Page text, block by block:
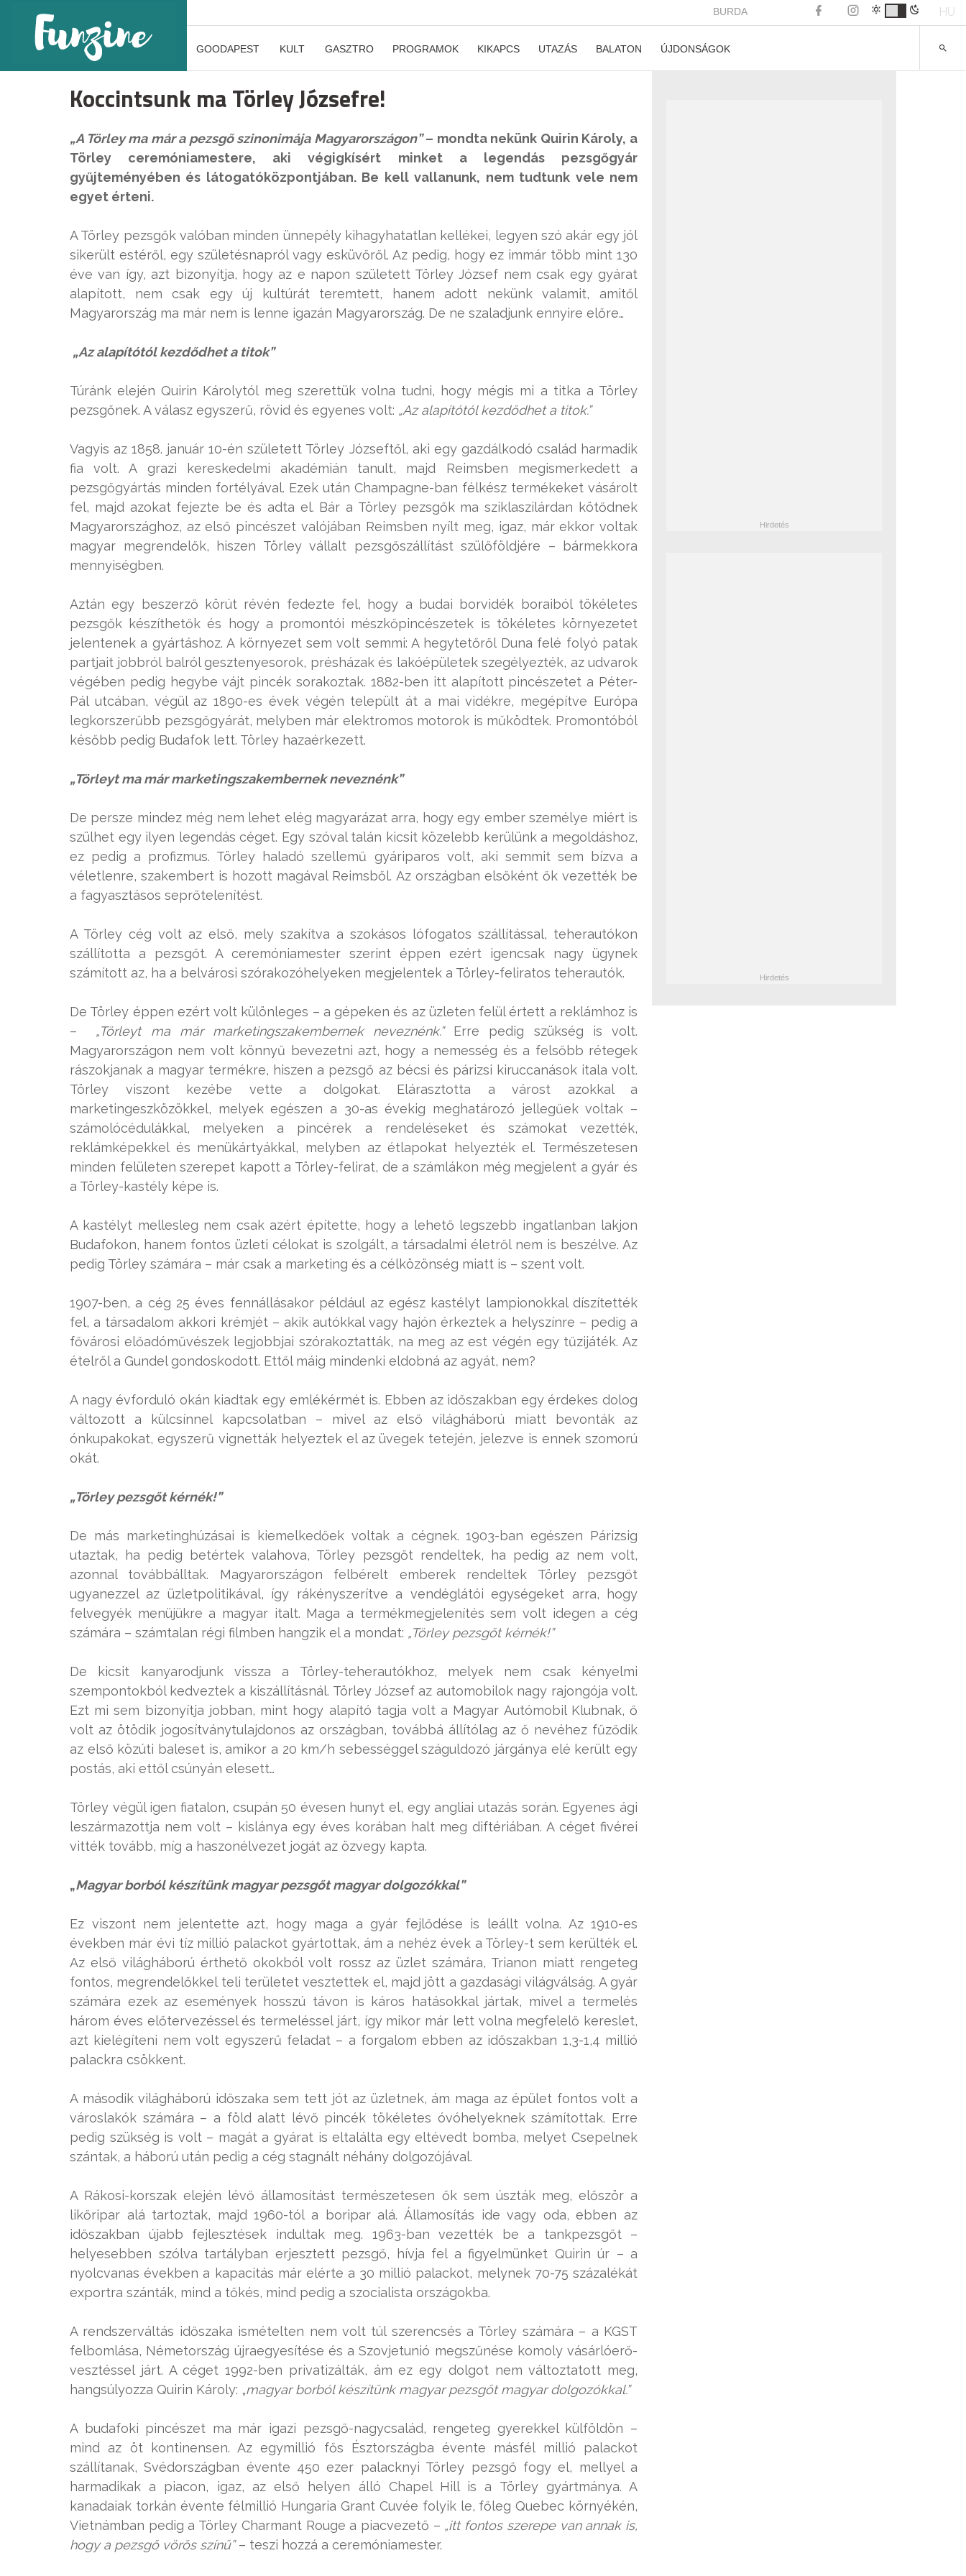
BURDA HU
GOODAPEST KULT GASZTRO PROGRAMOK KIKAPCS UTAZÁS BALATON ÚJDONSÁGOK
Koccintsunk ma Törley Józsefre!
„A Törley ma már a pezsgő szinonimája Magyarországon”– mondta nekünk Quirin Károly, a
Törley ceremóniamestere, aki végigkísért minket a legendás pezsgőgyár
gyűjteményében és látogatóközpontjában. Be kell vallanunk, nem tudtunk vele nem
egyet érteni.
A Törley pezsgők valóban minden ünnepély kihagyhatatlan kellékei, legyen szó akár egy jól
sikerült estéről, egy születésnapról vagy esküvőről. Az pedig, hogy ez immár több mint 130
éve van így, azt bizonyítja, hogy az e napon született Törley József nem csak egy gyárat
alapított, nem csak egy új kultúrát teremtett, hanem adott nekünk valamit, amitől
Magyarország ma már nem is lenne igazán Magyarország. De ne szaladjunk ennyire előre…
„Az alapítótól kezdődhet a titok”
Túránk elején Quirin Károlytól meg szerettük volna tudni, hogy mégis mi a titka a Törley
pezsgőnek. A válasz egyszerű, rövid és egyenes volt: „Az alapítótól kezdődhet a titok.”
Vagyis az 1858. január 10-én született Törley Józseftől, aki egy gazdálkodó család harmadik
fia volt. A grazi kereskedelmi akadémián tanult, majd Reimsben megismerkedett a
pezsgőgyártás minden fortélyával. Ezek után Champagne-ban félkész termékeket vásárolt
fel, majd azokat fejezte be és adta el. Bár a Törley pezsgők ma sziklaszilárdan kötődnek
Magyarországhoz, az első pincészet valójában Reimsben nyílt meg, igaz, már ekkor voltak
magyar megrendelők, hiszen Törley vállalt pezsgőszállítást szülőföldjére – bármekkora
mennyiségben.
Aztán egy beszerző körút révén fedezte fel, hogy a budai borvidék boraiból tökéletes
pezsgők készíthetők és hogy a promontói mészkőpincészetek is tökéletes környezetet
jelentenek a gyártáshoz. A környezet sem volt semmi: A hegytetőről Duna felé folyó patak
partjait jobbról balról gesztenyesorok, présházak és lakóépületek szegélyezték, az udvarok
végében pedig hegybe vájt pincék sorakoztak. 1882-ben itt alapított pincészetet a Péter-
Pál utcában, végül az 1890-es évek végén települt át a mai vidékre, megépítve Európa
legkorszerűbb pezsgőgyárát, melyben már elektromos motorok is működtek. Promontóból
később pedig Budafok lett. Törley hazaérkezett.
„Törleyt ma már marketingszakembernek neveznénk”
De persze mindez még nem lehet elég magyarázat arra, hogy egy ember személye miért is
szülhet egy ilyen legendás céget. Egy szóval talán kicsit közelebb kerülünk a megoldáshoz,
ez pedig a profizmus. Törley haladó szellemű gyáriparos volt, aki semmit sem bízva a
véletlenre, szakembert is hozott magával Reimsből. Az országban elsőként ők vezették be
a fagyasztásos seprőtelenítést.
A Törley cég volt az első, mely szakítva a szokásos lófogatos szállítással, teherautókon
szállította a pezsgőt. A ceremóniamester szerint éppen ezért igencsak nagy ügynek
számított az, ha a belvárosi szórakozóhelyeken megjelentek a Törley-feliratos teherautók.
De Törley éppen ezért volt különleges – a gépeken és az üzleten felül értett a reklámhoz is
– „Törleyt ma már marketingszakembernek neveznénk.”Erre pedig szükség is volt.
Magyarországon nem volt könnyű bevezetni azt, hogy a nemesség és a felsőbb rétegek
rászokjanak a magyar termékre, hiszen a pezsgő az bécsi és párizsi kiruccanások itala volt.
Törley viszont kezébe vette a dolgokat. Elárasztotta a várost azokkal a
marketingeszközökkel, melyek egészen a 30-as évekig meghatározó jellegűek voltak –
számolócédulákkal, melyeken a pincérek a rendeléseket és számokat vezették,
reklámképekkel és menükártyákkal, melyben az étlapokat helyezték el. Természetesen
minden felületen szerepet kapott a Törley-felirat, de a számlákon még megjelent a gyár és
a Törley-kastély képe is.
A kastélyt mellesleg nem csak azért építette, hogy a lehető legszebb ingatlanban lakjon
Budafokon, hanem fontos üzleti célokat is szolgált, a társadalmi életről nem is beszélve. Az
pedig Törley számára – már csak a marketing és a célközönség miatt is – szent volt.
1907-ben, a cég 25 éves fennállásakor például az egész kastélyt lampionokkal díszítették
fel, a társadalom akkori krémjét – akik autókkal vagy hajón érkeztek a helyszínre – pedig a
fővárosi előadóművészek legjobbjai szórakoztatták, na meg az est végén egy tűzijáték. Az
ételről a Gundel gondoskodott. Ettől máig mindenki eldobná az agyát, nem?
A nagy évforduló okán kiadtak egy emlékérmét is. Ebben az időszakban egy érdekes dolog
változott a külcsínnel kapcsolatban – mivel az első világháború miatt bevonták az
ónkupakokat, egyszerű vignetták helyeztek el az üvegek tetején, jelezve is ennek szomorú
okát.
„Törley pezsgőt kérnék!”
De más marketinghúzásai is kiemelkedőek voltak a cégnek. 1903-ban egészen Párizsig
utaztak, ha pedig betértek valahova, Törley pezsgőt rendeltek, ha pedig az nem volt,
azonnal továbbálltak. Magyarországon felbérelt emberek rendeltek Törley pezsgőt
ugyanezzel az üzletpolitikával, így rákényszerítve a vendéglátói egységeket arra, hogy
felvegyék menüjükre a magyar italt. Maga a termékmegjelenítés sem volt idegen a cég
számára – számtalan régi filmben hangzik el a mondat: „Törley pezsgőt kérnék!”
De kicsit kanyarodjunk vissza a Törley-teherautókhoz, melyek nem csak kényelmi
szempontokból kedveztek a kiszállításnál. Törley József az automobilok nagy rajongója volt.
Ezt mi sem bizonyítja jobban, mint hogy alapító tagja volt a Magyar Autómobil Klubnak, ő
volt az ötödik jogosítványtulajdonos az országban, továbbá állítólag az ő nevéhez fűződik
az első közúti baleset is, amikor a 20 km/h sebességgel száguldozó járgánya elé került egy
postás, aki ettől csúnyán elesett…
Törley végül igen fiatalon, csupán 50 évesen hunyt el, egy angliai utazás során. Egyenes ági
leszármazottja nem volt – kislánya egy éves korában halt meg diftériában. A céget fivérei
vitték tovább, míg a haszonélvezet jogát az özvegy kapta.
„Magyar borból készítünk magyar pezsgőt magyar dolgozókkal”
Ez viszont nem jelentette azt, hogy maga a gyár fejlődése is leállt volna. Az 1910-es
években már évi tíz millió palackot gyártottak, ám a nehéz évek a Törley-t sem kerülték el.
Az első világháború érthető okokból volt rossz az üzlet számára, Trianon miatt rengeteg
fontos, megrendelőkkel teli területet vesztettek el, majd jött a gazdasági világválság. A gyár
számára ezek az események hosszú távon is káros hatásokkal jártak, mivel a termelés
három éves előtervezéssel és termeléssel járt, így mikor már lett volna megfelelő kereslet,
azt kielégíteni nem volt egyszerű feladat – a forgalom ebben az időszakban 1,3-1,4 millió
palackra csökkent.
A második világháború időszaka sem tett jót az üzletnek, ám maga az épület fontos volt a
városlakók számára – a föld alatt lévő pincék tökéletes óvóhelyeknek számítottak. Erre
pedig szükség is volt – magát a gyárat is eltalálta egy eltévedt bomba, melyet Csepelnek
szántak, a háború után pedig a cég stagnált néhány dolgozójával.
A Rákosi-korszak elején lévő államosítást természetesen ők sem úszták meg, először a
likőripar alá tartoztak, majd 1960-tól a boripar alá. Államosítás ide vagy oda, ebben az
időszakban újabb fejlesztések indultak meg. 1963-ban vezették be a tankpezsgőt –
helyesebben szólva tartályban erjesztett pezsgő, hívja fel a figyelmünket Quirin úr – a
nyolcvanas években a kapacitás már elérte a 30 millió palackot, melynek 70-75 százalékát
exportra szánták, mind a tőkés, mind pedig a szocialista országokba.
A rendszerváltás időszaka ismételten nem volt túl szerencsés a Törley számára – a KGST
felbomlása, Németország újraegyesítése és a Szovjetunió megszűnése komoly vásárlóerő-
vesztéssel járt. A céget 1992-ben privatizálták, ám ez egy dolgot nem változtatott meg,
hangsúlyozza Quirin Károly: „magyar borból készítünk magyar pezsgőt magyar dolgozókkal.”
A budafoki pincészet ma már igazi pezsgő-nagycsalád, rengeteg gyerekkel külföldön –
mind az öt kontinensen. Az egymillió fős Észtországba évente másfél millió palackot
szállítanak, Svédországban évente 450 ezer palacknyi Törley pezsgő fogy el, mellyel a
harmadikak a piacon, igaz, az első helyen álló Chapel Hill is a Törley gyártmánya. A
kanadaiak torkán évente félmillió Hungaria Grant Cuvée folyik le, főleg Quebec környékén,
Vietnámban pedig a Törley Charmant Rouge a piacvezető – „itt fontos szerepe van annak is,
hogy a pezsgő vörös színű”– teszi hozzá a ceremóniamester.